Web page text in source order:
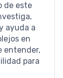
de este
ayuda a
en
entender,
para